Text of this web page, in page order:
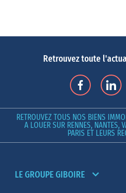
Retrouvez toute
RETROUVEZ TOUS NOS BIENS
A LOUER SUR RENNES, NANTES,
PARIS ET LEURS
LE GROUPE GIBOIRE